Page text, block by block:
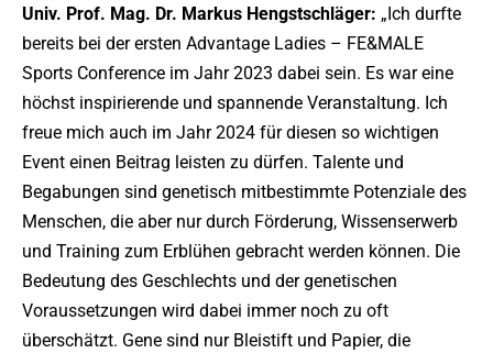
Univ. Prof. Mag. Dr. Markus Hengstschläger: „Ich durfte
bereits bei der ersten Advantage Ladies – FE&MALE
Sports Conference im Jahr 2023 dabei sein. Es war eine
höchst inspirierende und spannende Veranstaltung. Ich
freue mich auch im Jahr 2024 für diesen so wichtigen
Event einen Beitrag leisten zu dürfen. Talente und
Begabungen sind genetisch mitbestimmte Potenziale des
Menschen, die aber nur durch Förderung, Wissenserwerb
und Training zum Erblühen gebracht werden können. Die
Bedeutung des Geschlechts und der genetischen
Voraussetzungen wird dabei immer noch zu oft
überschätzt. Gene sind nur Bleistift und Papier, die